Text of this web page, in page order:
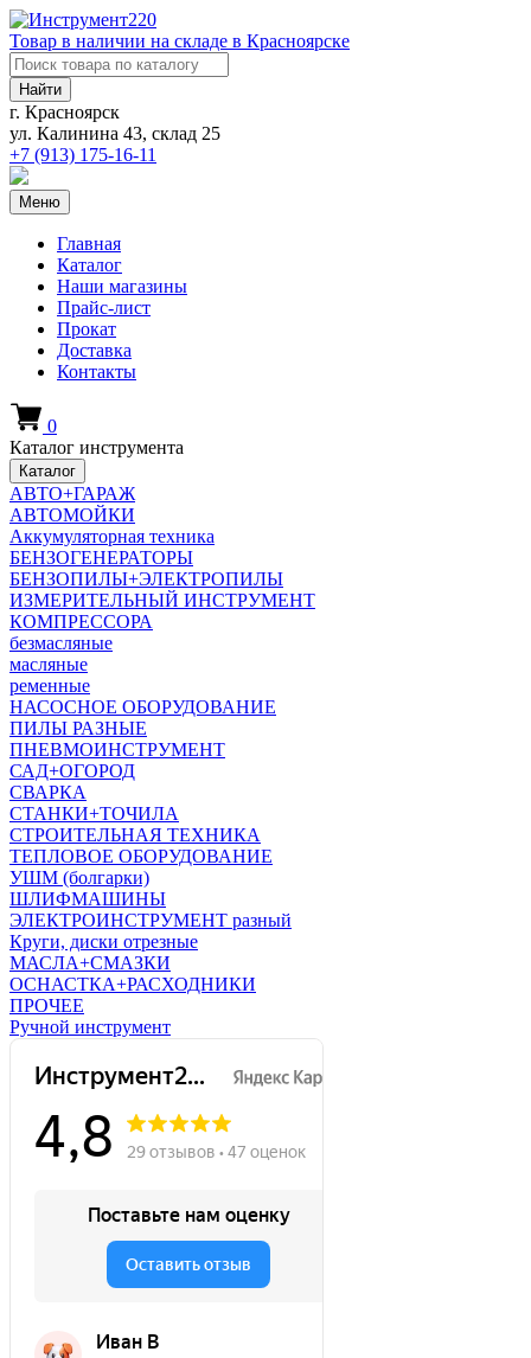
Товар в наличии на складе в Красноярске
Найти
г. Красноярск
ул. Калинина 43, склад 25
+7 (913) 175-16-11
Меню
Главная
Каталог
Наши магазины
Прайс-лист
Прокат
Доставка
Контакты
0
Каталог инструмента
Каталог
АВТО+ГАРАЖ
АВТОМОЙКИ
Аккумуляторная техника
БЕНЗОГЕНЕРАТОРЫ
БЕНЗОПИЛЫ+ЭЛЕКТРОПИЛЫ
ИЗМЕРИТЕЛЬНЫЙ ИНСТРУМЕНТ
КОМПРЕССОРА
безмасляные
масляные
ременные
НАСОСНОЕ ОБОРУДОВАНИЕ
ПИЛЫ РАЗНЫЕ
ПНЕВМОИНСТРУМЕНТ
САД+ОГОРОД
СВАРКА
СТАНКИ+ТОЧИЛА
СТРОИТЕЛЬНАЯ ТЕХНИКА
ТЕПЛОВОЕ ОБОРУДОВАНИЕ
УШМ (болгарки)
ШЛИФМАШИНЫ
ЭЛЕКТРОИНСТРУМЕНТ разный
Круги, диски отрезные
МАСЛА+СМАЗКИ
ОСНАСТКА+РАСХОДНИКИ
ПРОЧЕЕ
Ручной инструмент